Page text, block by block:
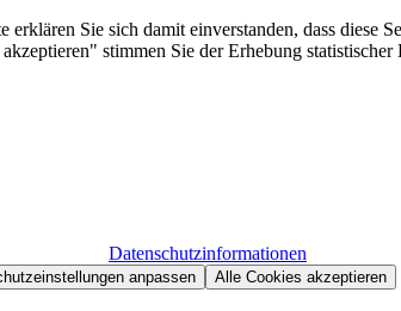
erklären Sie sich damit einverstanden, dass
stimmen Sie der Erhebung
Datenschutzinformationen
anpassen Alle Cookies akzeptieren